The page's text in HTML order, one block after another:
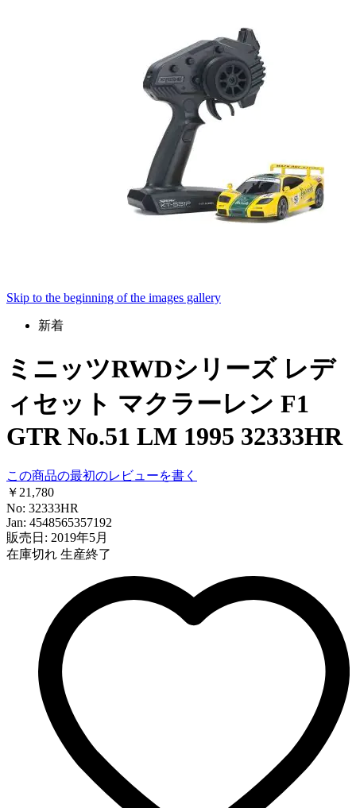
Skip to the beginning of the images gallery
新着
ミニッツRWDシリーズ レデ
ィセット マクラーレン F1
GTR No.51 LM 1995 32333HR
この商品の最初のレビューを書く
￥21,780
No: 32333HR
Jan: 4548565357192
販売日: 2019年5月
在庫切れ 生産終了